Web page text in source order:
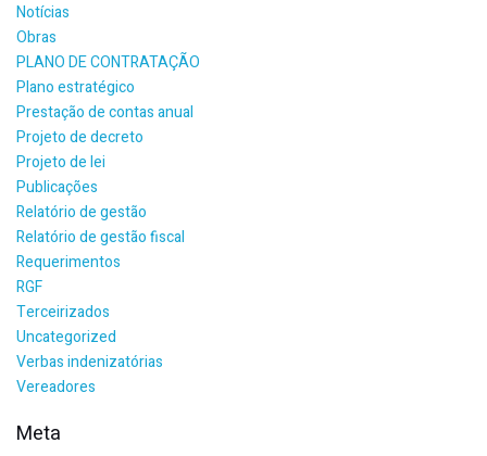
Notícias
Obras
PLANO DE CONTRATAÇÃO
Plano estratégico
Prestação de contas anual
Projeto de decreto
Projeto de lei
Publicações
Relatório de gestão
Relatório de gestão fiscal
Requerimentos
RGF
Terceirizados
Uncategorized
Verbas indenizatórias
Vereadores
Meta